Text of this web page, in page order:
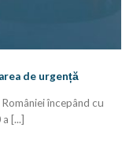
de urgență
începând cu
[...]